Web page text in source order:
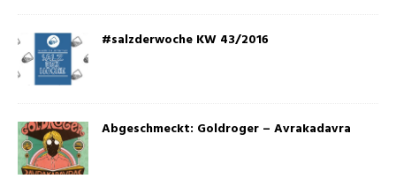
#salzderwoche KW 43/2016
Abgeschmeckt: Goldroger – Avrakadavra